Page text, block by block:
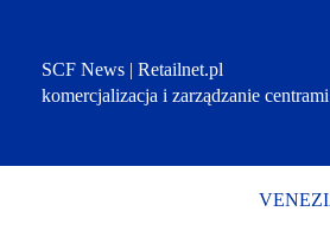
SCF News | Retailnet.pl
komercjalizacja i zarządzanie